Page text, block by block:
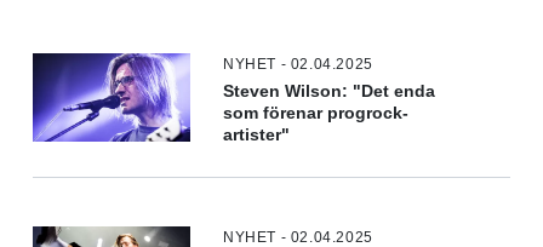
NYHET - 02.04.2025
Steven Wilson: "Det enda
som förenar progrock-
artister"
NYHET - 02.04.2025